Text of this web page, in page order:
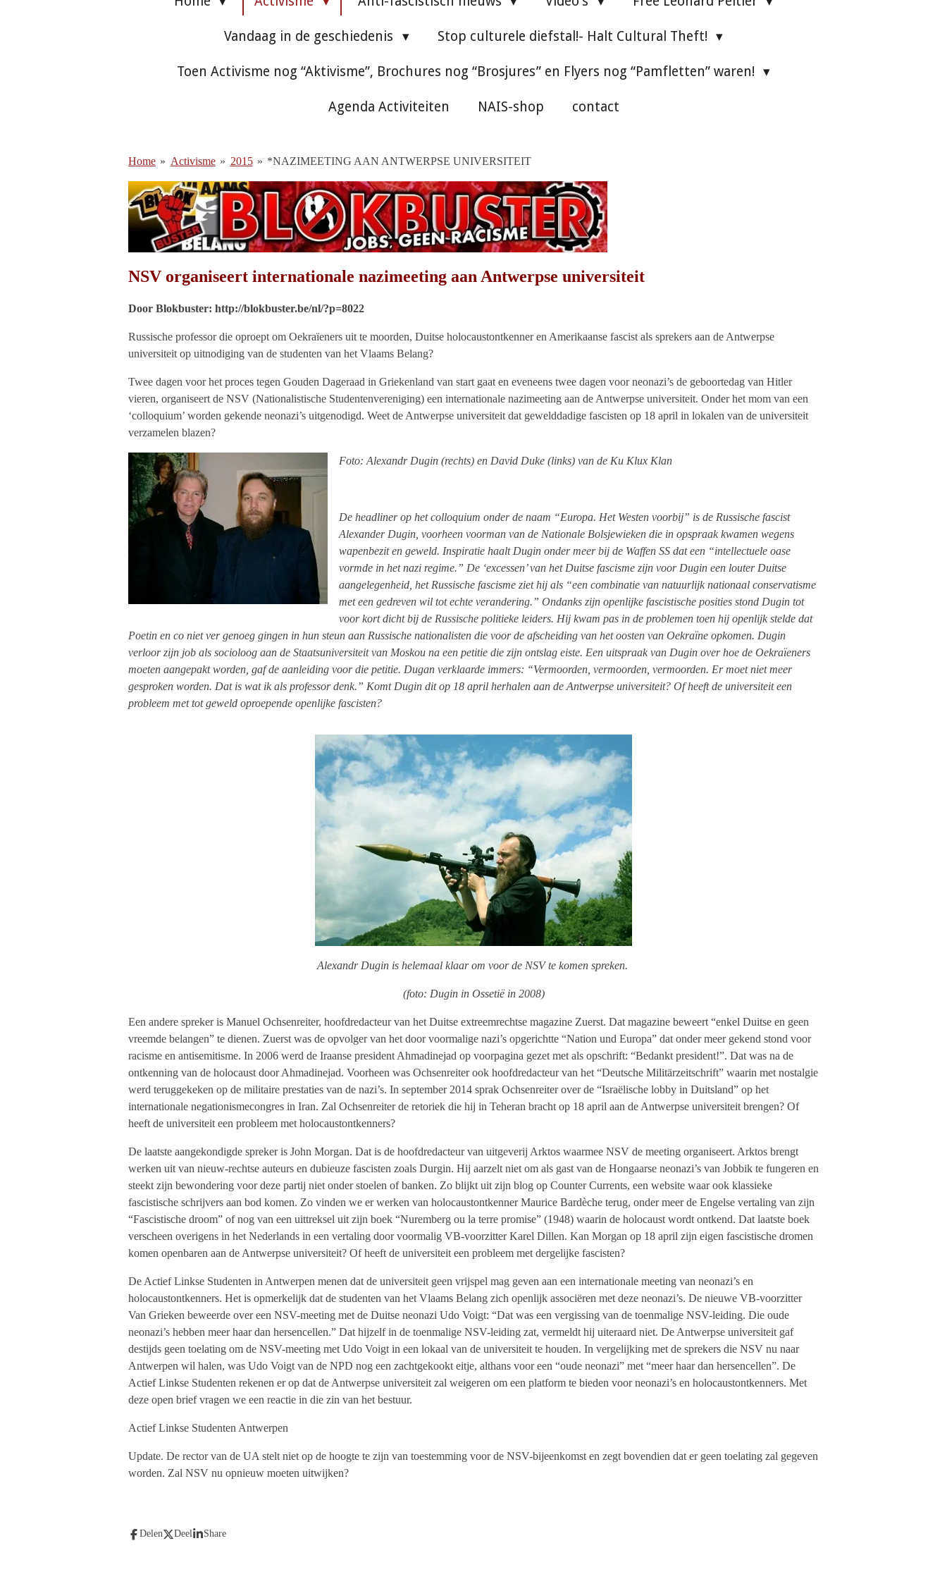
Vandaag in de geschiedenis Stop culturele diefstal!- Halt Cultural Theft!
Toen Activisme nog “Aktivisme”, Brochures nog “Brosjures” en Flyers nog “Pamfletten” waren!
Agenda Activiteiten NAIS-shop contact
Home » Activisme » 2015 » *NAZIMEETING AAN ANTWERPSE UNIVERSITEIT
NSV organiseert internationale nazimeeting aan Antwerpse universiteit
Door Blokbuster: http://blokbuster.be/nl/?p=8022
Russische professor die oproept om Oekraïeners uit te moorden, Duitse holocaustontkenner en Amerikaanse fascist als sprekers aan de Antwerpse
universiteit op uitnodiging van de studenten van het Vlaams Belang?
Twee dagen voor het proces tegen Gouden Dageraad in Griekenland van start gaat en eveneens twee dagen voor neonazi’s de geboortedag van Hitler
vieren, organiseert de NSV (Nationalistische Studentenvereniging) een internationale nazimeeting aan de Antwerpse universiteit. Onder het mom van een
‘colloquium’ worden gekende neonazi’s uitgenodigd. Weet de Antwerpse universiteit dat gewelddadige fascisten op 18 april in lokalen van de universiteit
verzamelen blazen?
Foto: Alexandr Dugin (rechts) en David Duke (links) van de Ku Klux Klan
De headliner op het colloquium onder de naam “Europa. Het Westen voorbij” is de Russische fascist
Alexander Dugin, voorheen voorman van de Nationale Bolsjewieken die in opspraak kwamen wegens
wapenbezit en geweld. Inspiratie haalt Dugin onder meer bij de Waffen SS dat een “intellectuele oase
vormde in het nazi regime.” De ‘excessen’ van het Duitse fascisme zijn voor Dugin een louter Duitse
aangelegenheid, het Russische fascisme ziet hij als “een combinatie van natuurlijk nationaal conservatisme
met een gedreven wil tot echte verandering.” Ondanks zijn openlijke fascistische posities stond Dugin tot
voor kort dicht bij de Russische politieke leiders. Hij kwam pas in de problemen toen hij openlijk stelde dat
Poetin en co niet ver genoeg gingen in hun steun aan Russische nationalisten die voor de afscheiding van het oosten van Oekraïne opkomen. Dugin
verloor zijn job als socioloog aan de Staatsuniversiteit van Moskou na een petitie die zijn ontslag eiste. Een uitspraak van Dugin over hoe de Oekraïeners
moeten aangepakt worden, gaf de aanleiding voor die petitie. Dugan verklaarde immers: “Vermoorden, vermoorden, vermoorden. Er moet niet meer
gesproken worden. Dat is wat ik als professor denk.” Komt Dugin dit op 18 april herhalen aan de Antwerpse universiteit? Of heeft de universiteit een
probleem met tot geweld oproepende openlijke fascisten?
Alexandr Dugin is helemaal klaar om voor de NSV te komen spreken.
(foto: Dugin in Ossetië in 2008)
Een andere spreker is Manuel Ochsenreiter, hoofdredacteur van het Duitse extreemrechtse magazine Zuerst. Dat magazine beweert “enkel Duitse en geen
vreemde belangen” te dienen. Zuerst was de opvolger van het door voormalige nazi’s opgerichtte “Nation und Europa” dat onder meer gekend stond voor
racisme en antisemitisme. In 2006 werd de Iraanse president Ahmadinejad op voorpagina gezet met als opschrift: “Bedankt president!”. Dat was na de
ontkenning van de holocaust door Ahmadinejad. Voorheen was Ochsenreiter ook hoofdredacteur van het “Deutsche Militärzeitschrift” waarin met nostalgie
werd teruggekeken op de militaire prestaties van de nazi’s. In september 2014 sprak Ochsenreiter over de “Israëlische lobby in Duitsland” op het
internationale negationismecongres in Iran. Zal Ochsenreiter de retoriek die hij in Teheran bracht op 18 april aan de Antwerpse universiteit brengen? Of
heeft de universiteit een probleem met holocaustontkenners?
De laatste aangekondigde spreker is John Morgan. Dat is de hoofdredacteur van uitgeverij Arktos waarmee NSV de meeting organiseert. Arktos brengt
werken uit van nieuw-rechtse auteurs en dubieuze fascisten zoals Durgin. Hij aarzelt niet om als gast van de Hongaarse neonazi’s van Jobbik te fungeren en
steekt zijn bewondering voor deze partij niet onder stoelen of banken. Zo blijkt uit zijn blog op Counter Currents, een website waar ook klassieke
fascistische schrijvers aan bod komen. Zo vinden we er werken van holocaustontkenner Maurice Bardèche terug, onder meer de Engelse vertaling van zijn
“Fascistische droom” of nog van een uittreksel uit zijn boek “Nuremberg ou la terre promise” (1948) waarin de holocaust wordt ontkend. Dat laatste boek
verscheen overigens in het Nederlands in een vertaling door voormalig VB-voorzitter Karel Dillen. Kan Morgan op 18 april zijn eigen fascistische dromen
komen openbaren aan de Antwerpse universiteit? Of heeft de universiteit een probleem met dergelijke fascisten?
De Actief Linkse Studenten in Antwerpen menen dat de universiteit geen vrijspel mag geven aan een internationale meeting van neonazi’s en
holocaustontkenners. Het is opmerkelijk dat de studenten van het Vlaams Belang zich openlijk associëren met deze neonazi’s. De nieuwe VB-voorzitter
Van Grieken beweerde over een NSV-meeting met de Duitse neonazi Udo Voigt: “Dat was een vergissing van de toenmalige NSV-leiding. Die oude
neonazi’s hebben meer haar dan hersencellen.” Dat hijzelf in de toenmalige NSV-leiding zat, vermeldt hij uiteraard niet. De Antwerpse universiteit gaf
destijds geen toelating om de NSV-meeting met Udo Voigt in een lokaal van de universiteit te houden. In vergelijking met de sprekers die NSV nu naar
Antwerpen wil halen, was Udo Voigt van de NPD nog een zachtgekookt eitje, althans voor een “oude neonazi” met “meer haar dan hersencellen”. De
Actief Linkse Studenten rekenen er op dat de Antwerpse universiteit zal weigeren om een platform te bieden voor neonazi’s en holocaustontkenners. Met
deze open brief vragen we een reactie in die zin van het bestuur.
Actief Linkse Studenten Antwerpen
Update. De rector van de UA stelt niet op de hoogte te zijn van toestemming voor de NSV-bijeenkomst en zegt bovendien dat er geen toelating zal gegeven
worden. Zal NSV nu opnieuw moeten uitwijken?
Delen Deel Share